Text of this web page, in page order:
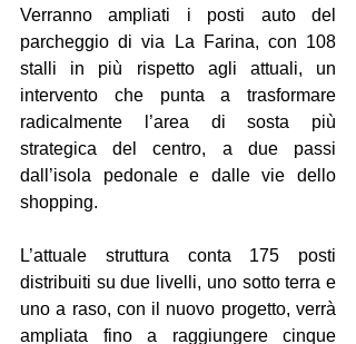
Verranno ampliati i posti auto del
parcheggio di via La Farina, con 108
stalli in più rispetto agli attuali, un
intervento che punta a trasformare
radicalmente l’area di sosta più
strategica del centro, a due passi
dall’isola pedonale e dalle vie dello
shopping.
L’attuale struttura conta 175 posti
distribuiti su due livelli, uno sotto terra e
uno a raso, con il nuovo progetto, verrà
ampliata fino a raggiungere cinque